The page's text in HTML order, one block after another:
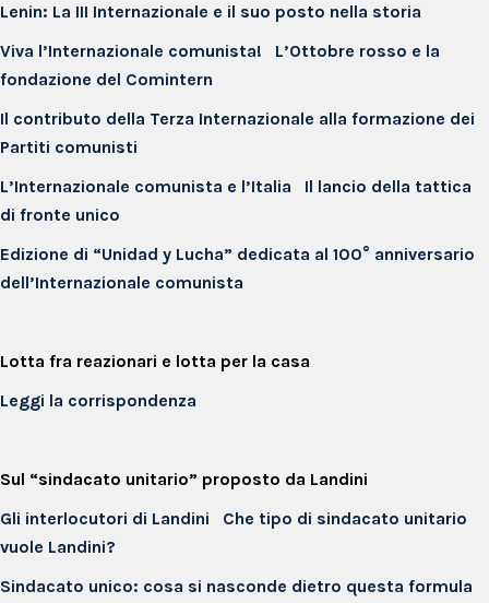
Lenin: La III Internazionale e il suo posto nella storia
Viva l’Internazionale comunista!
L’Ottobre rosso e la
fondazione del Comintern
Il contributo della Terza Internazionale alla formazione dei
Partiti comunisti
L’Internazionale comunista e l’Italia
Il lancio della tattica
di fronte unico
Edizione di “Unidad y Lucha” dedicata al 100° anniversario
dell’Internazionale comunista
Lotta fra reazionari e lotta per la casa
Leggi la corrispondenza
Sul “sindacato unitario” proposto da Landini
Gli interlocutori di Landini
Che tipo di sindacato unitario
vuole Landini?
Sindacato unico: cosa si nasconde dietro questa formula